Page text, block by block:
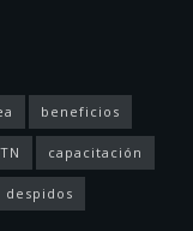
beneficios
capacitación
despidos